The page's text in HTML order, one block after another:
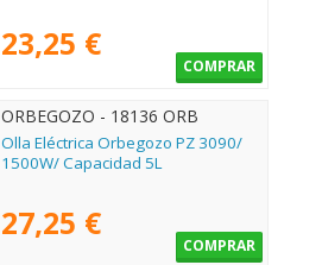
23,25 €
COMPRAR
ORBEGOZO - 18136 ORB
Olla Eléctrica Orbegozo PZ 3090/
1500W/ Capacidad 5L
27,25 €
COMPRAR